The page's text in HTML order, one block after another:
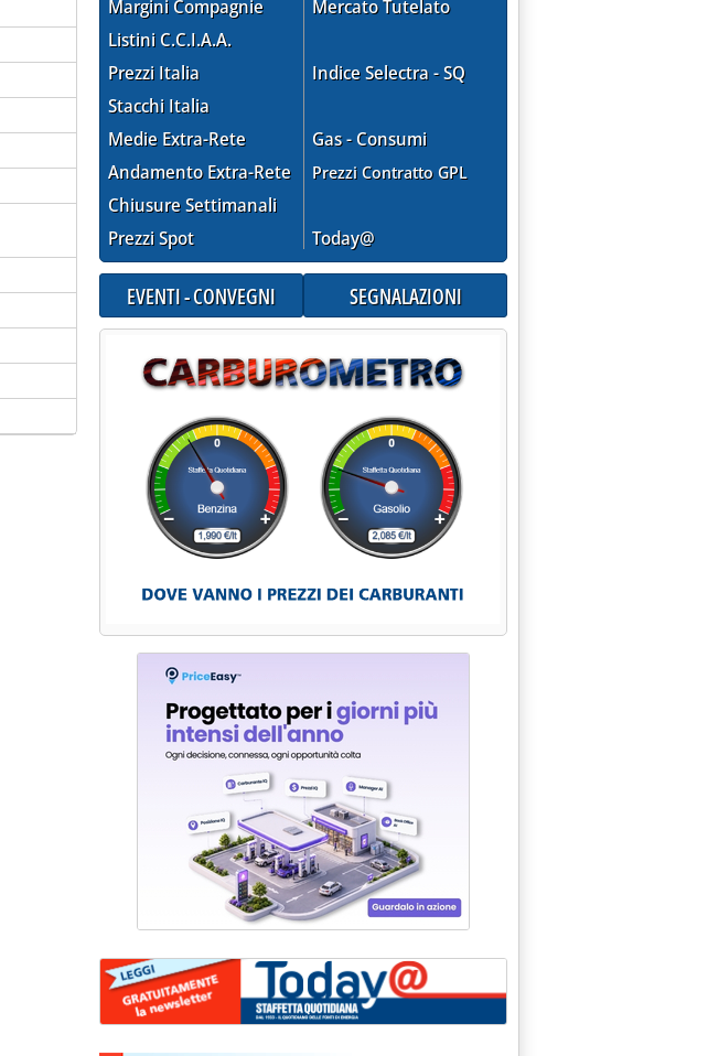
Margini Compagnie
Listini C.C.I.A.A.
Prezzi Italia
Stacchi Italia
Medie Extra-Rete
Andamento Extra-Rete
Chiusure Settimanali
Prezzi Spot
Mercato Tutelato
Indice Selectra - SQ
Gas - Consumi
Prezzi Contratto GPL
Today@
EVENTI - CONVEGNI SEGNALAZIONI